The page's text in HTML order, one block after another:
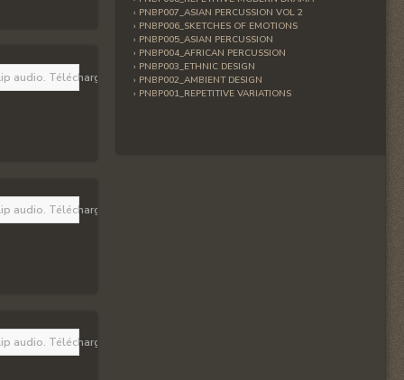
audio. Téléchargez la dernière version ici. Vous devez aussi avoir
audio. Téléchargez la dernière version
audio. Téléchargez la dernière version
PNBP007_ASIAN PERCUSSION VOL 2
PNBP006_SKETCHES OF EMOTIONS
PNBP005_ASIAN PERCUSSION
PNBP004_AFRICAN PERCUSSION
PNBP003_ETHNIC DESIGN
PNBP002_AMBIENT DESIGN
PNBP001_REPETITIVE VARIATIONS